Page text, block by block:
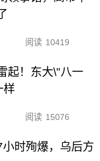
阅读 10419
起！东大\"八一
样
阅读 15076
时殉爆，乌后方